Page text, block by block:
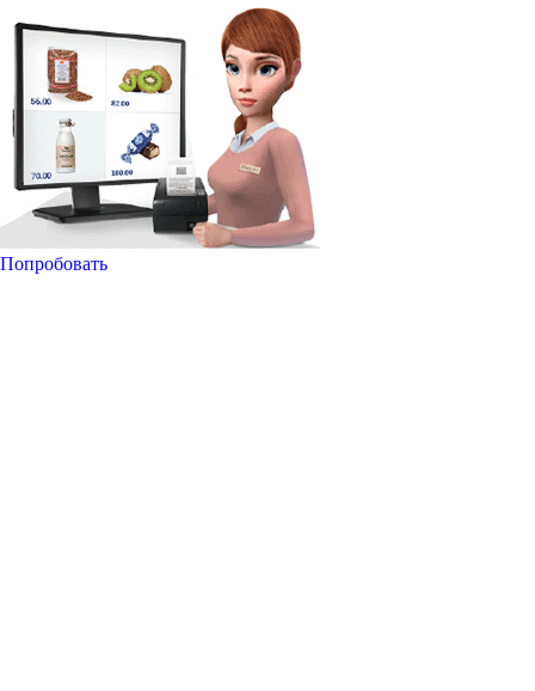
Попробовать